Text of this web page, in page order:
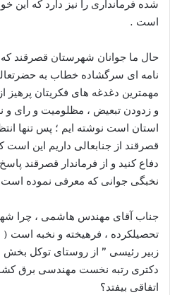
شده فرمانداری را نیز دارد که این
است .
حال ما جوانان شهرستان قصرقند که
نامه ای سرگشاده خطاب به
مهمترین دغدغه های فکریتان پرهیز
و زدودن تبعیض ، مظلومیت و رای و
استان است نوشته ایم ؛ پس تنها
قصرقند از جنابعالی داریم این
دفاع کنید و از فرماندار قصرقند
نخبگی جوانی که معرفی نموده
جناب آقای مهندس هاشمی ، چرا
تحصیلکرده ، فرهیخته و نخبه است (
زبیر رئیسی ” از روستای توکل بخش
دکتری رتبه نخست مهندسی برق
اتفاقی بیفتد؟